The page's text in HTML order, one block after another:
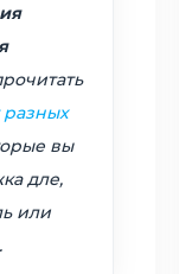
вы
дле,
или